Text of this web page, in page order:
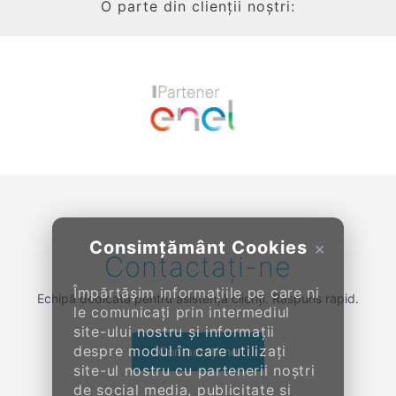
×
Consimțământ Cookies
Împărtășim informațiile pe care ni
le comunicați prin intermediul
site-ului nostru și informații
despre modul în care utilizați
site-ul nostru cu partenerii noștri
de social media, publicitate și
O parte din clienții noștri:
Contactați-ne
Echipă dedicată pentru asistență clienți. Răspuns rapid.
Contactați-ne